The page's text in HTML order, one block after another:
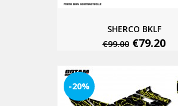
SHERCO BKLF
€99.00 €79.20
-20%